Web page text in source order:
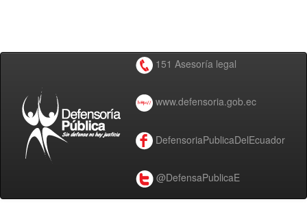
151 Asesoría legal
www.defensoria.gob.ec
DefensoriaPublicaDelEcuador
@DefensaPublicaE